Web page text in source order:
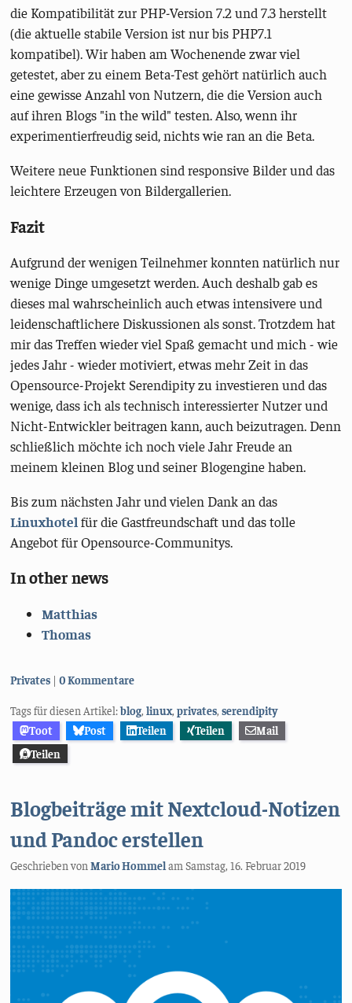
die Kompatibilität zur PHP-Version 7.2 und 7.3 herstellt
(die aktuelle stabile Version ist nur bis PHP7.1
kompatibel). Wir haben am Wochenende zwar viel
getestet, aber zu einem Beta-Test gehört natürlich auch
eine gewisse Anzahl von Nutzern, die die Version auch
auf ihren Blogs "in the wild" testen. Also, wenn ihr
experimentierfreudig seid, nichts wie ran an die Beta.
Weitere neue Funktionen sind responsive Bilder und das
leichtere Erzeugen von Bildergallerien.
Fazit
Aufgrund der wenigen Teilnehmer konnten natürlich nur
wenige Dinge umgesetzt werden. Auch deshalb gab es
dieses mal wahrscheinlich auch etwas intensivere und
leidenschaftlichere Diskussionen als sonst. Trotzdem hat
mir das Treffen wieder viel Spaß gemacht und mich - wie
jedes Jahr - wieder motiviert, etwas mehr Zeit in das
Opensource-Projekt Serendipity zu investieren und das
wenige, dass ich als technisch interessierter Nutzer und
Nicht-Entwickler beitragen kann, auch beizutragen. Denn
schließlich möchte ich noch viele Jahr Freude an
meinem kleinen Blog und seiner Blogengine haben.
Bis zum nächsten Jahr und vielen Dank an das
Linuxhotel für die Gastfreundschaft und das tolle
Angebot für Opensource-Communitys.
In other news
Matthias
Thomas
Kategorien:
Privates 0 Kommentare
Tags für diesen Artikel:blog,linux,privates,serendipity
Toot
Post Teilen Teilen
Mail
Teilen
Blogbeiträge mit Nextcloud-Notizen
und Pandoc erstellen
Geschrieben vonMario HommelamSamstag, 16. Februar 2019